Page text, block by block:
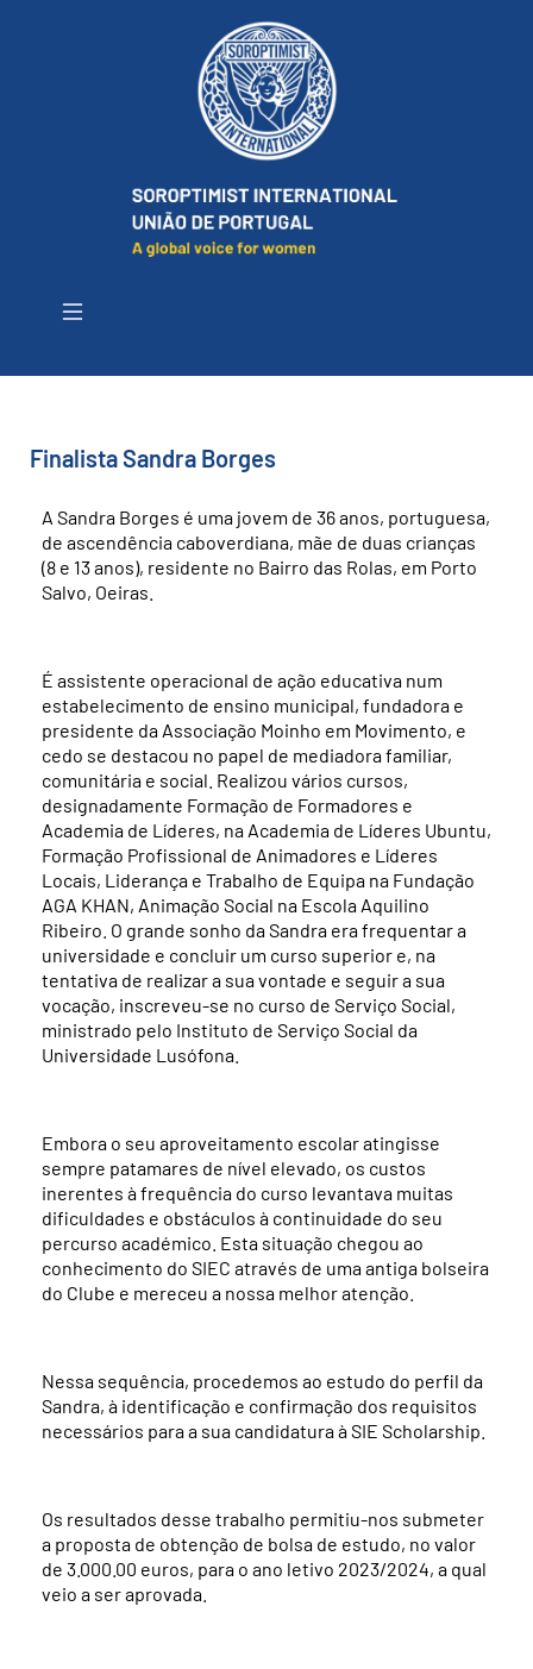
Finalista Sandra Borges
A Sandra Borges é uma jovem de 36 anos, portuguesa,
de ascendência caboverdiana, mãe de duas crianças
(8 e 13 anos), residente no Bairro das Rolas, em Porto
Salvo, Oeiras.
É assistente operacional de ação educativa num
estabelecimento de ensino municipal, fundadora e
presidente da Associação Moinho em Movimento, e
cedo se destacou no papel de mediadora familiar,
comunitária e social. Realizou vários cursos,
designadamente Formação de Formadores e
Academia de Líderes, na Academia de Líderes Ubuntu,
Formação Profissional de Animadores e Líderes
Locais, Liderança e Trabalho de Equipa na Fundação
AGA KHAN, Animação Social na Escola Aquilino
Ribeiro. O grande sonho da Sandra era frequentar a
universidade e concluir um curso superior e, na
tentativa de realizar a sua vontade e seguir a sua
vocação, inscreveu-se no curso de Serviço Social,
ministrado pelo Instituto de Serviço Social da
Universidade Lusófona.
Embora o seu aproveitamento escolar atingisse
sempre patamares de nível elevado, os custos
inerentes à frequência do curso levantava muitas
dificuldades e obstáculos à continuidade do seu
percurso académico. Esta situação chegou ao
conhecimento do SIEC através de uma antiga bolseira
do Clube e mereceu a nossa melhor atenção.
Nessa sequência, procedemos ao estudo do perfil da
Sandra, à identificação e confirmação dos requisitos
necessários para a sua candidatura à SIE Scholarship.
Os resultados desse trabalho permitiu-nos submeter
a proposta de obtenção de bolsa de estudo, no valor
de 3.000.00 euros, para o ano letivo 2023/2024, a qual
veio a ser aprovada.